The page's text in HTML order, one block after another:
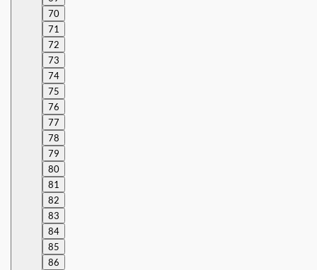
70
71
72
73
74
75
76
77
78
79
80
81
82
83
84
85
86